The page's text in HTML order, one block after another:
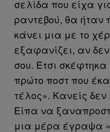
σελίδα που είχα
ραντεβού, θα ήταν
κάνει μια με το
εξαφανίζει, αν
σου. Έτσι σκέφτηκα
πρώτο ποστ που
τέλος». Κανείς
Είπα να
μια μέρα έγραψα